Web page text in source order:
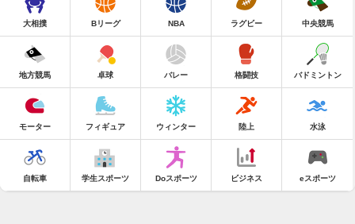
大相撲 Bリーグ NBA ラグビー 中央競馬
地方競馬 卓球 バレー 格闘技 バドミントン
モーター フィギュア ウィンター 陸上 水泳
自転車 学生スポーツ Doスポーツ ビジネス eスポーツ